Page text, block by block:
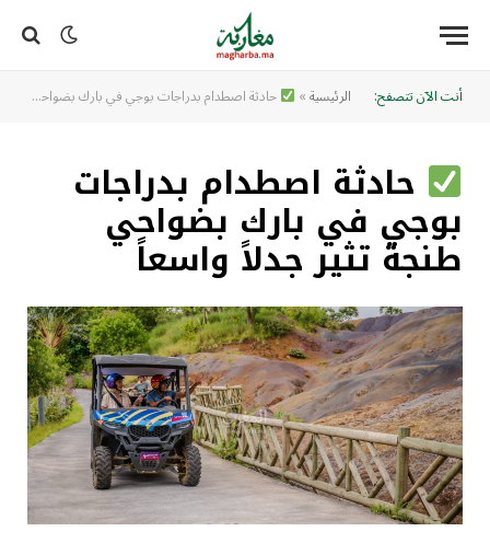
أنت الآن تتصفح: الرئيسية» حادثة اصطدام بدراجات بوجي في بارك بضواحي طنجة تثير جدلاً واسعاً
حادثة اصطدام بدراجات
بوجي في بارك بضواحي
طنجة تثير جدلاً واسعاً